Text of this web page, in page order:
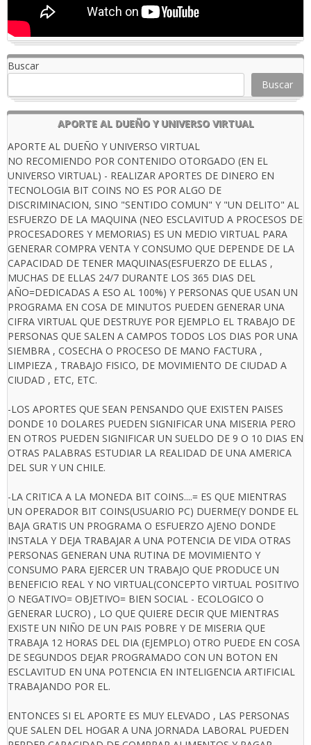
Buscar
Buscar
APORTE AL DUEÑO Y UNIVERSO VIRTUAL
APORTE AL DUEÑO Y UNIVERSO VIRTUAL
NO RECOMIENDO POR CONTENIDO OTORGADO (EN EL
UNIVERSO VIRTUAL) - REALIZAR APORTES DE DINERO EN
TECNOLOGIA BIT COINS NO ES POR ALGO DE
DISCRIMINACION, SINO "SENTIDO COMUN" Y "UN DELITO" AL
ESFUERZO DE LA MAQUINA (NEO ESCLAVITUD A PROCESOS DE
PROCESADORES Y MEMORIAS) ES UN MEDIO VIRTUAL PARA
GENERAR COMPRA VENTA Y CONSUMO QUE DEPENDE DE LA
CAPACIDAD DE TENER MAQUINAS(ESFUERZO DE ELLAS ,
MUCHAS DE ELLAS 24/7 DURANTE LOS 365 DIAS DEL
AÑO=DEDICADAS A ESO AL 100%) Y PERSONAS QUE USAN UN
PROGRAMA EN COSA DE MINUTOS PUEDEN GENERAR UNA
CIFRA VIRTUAL QUE DESTRUYE POR EJEMPLO EL TRABAJO DE
PERSONAS QUE SALEN A CAMPOS TODOS LOS DIAS POR UNA
SIEMBRA , COSECHA O PROCESO DE MANO FACTURA ,
LIMPIEZA , TRABAJO FISICO, DE MOVIMIENTO DE CIUDAD A
CIUDAD , ETC, ETC.
-LOS APORTES QUE SEAN PENSANDO QUE EXISTEN PAISES
DONDE 10 DOLARES PUEDEN SIGNIFICAR UNA MISERIA PERO
EN OTROS PUEDEN SIGNIFICAR UN SUELDO DE 9 O 10 DIAS EN
OTRAS PALABRAS ESTUDIAR LA REALIDAD DE UNA AMERICA
DEL SUR Y UN CHILE.
-LA CRITICA A LA MONEDA BIT COINS....= ES QUE MIENTRAS
UN OPERADOR BIT COINS(USUARIO PC) DUERME(Y DONDE EL
BAJA GRATIS UN PROGRAMA O ESFUERZO AJENO DONDE
INSTALA Y DEJA TRABAJAR A UNA POTENCIA DE VIDA OTRAS
PERSONAS GENERAN UNA RUTINA DE MOVIMIENTO Y
CONSUMO PARA EJERCER UN TRABAJO QUE PRODUCE UN
BENEFICIO REAL Y NO VIRTUAL(CONCEPTO VIRTUAL POSITIVO
O NEGATIVO= OBJETIVO= BIEN SOCIAL - ECOLOGICO O
GENERAR LUCRO) , LO QUE QUIERE DECIR QUE MIENTRAS
EXISTE UN NIÑO DE UN PAIS POBRE Y DE MISERIA QUE
TRABAJA 12 HORAS DEL DIA (EJEMPLO) OTRO PUEDE EN COSA
DE SEGUNDOS DEJAR PROGRAMADO CON UN BOTON EN
ESCLAVITUD EN UNA POTENCIA EN INTELIGENCIA ARTIFICIAL
TRABAJANDO POR EL.
ENTONCES SI EL APORTE ES MUY ELEVADO , LAS PERSONAS
QUE SALEN DEL HOGAR A UNA JORNADA LABORAL PUEDEN